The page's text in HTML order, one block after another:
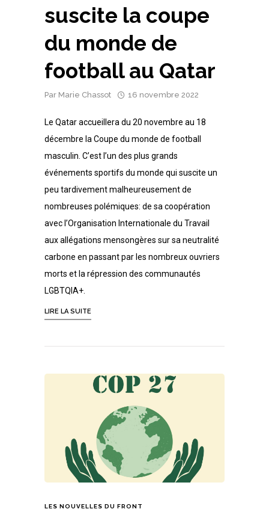
suscite la coupe
du monde de
football au Qatar
Par Marie Chassot 16 novembre 2022
Le Qatar accueillera du 20 novembre au 18
décembre la Coupe du monde de football
masculin. C’est l’un des plus grands
événements sportifs du monde qui suscite un
peu tardivement malheureusement de
nombreuses polémiques: de sa coopération
avec l’Organisation Internationale du Travail
aux allégations mensongères sur sa neutralité
carbone en passant par les nombreux ouvriers
morts et la répression des communautés
LGBTQIA+.
LIRE LA SUITE
LES NOUVELLES DU FRONT